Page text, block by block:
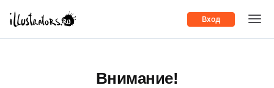
Вход
Внимание!